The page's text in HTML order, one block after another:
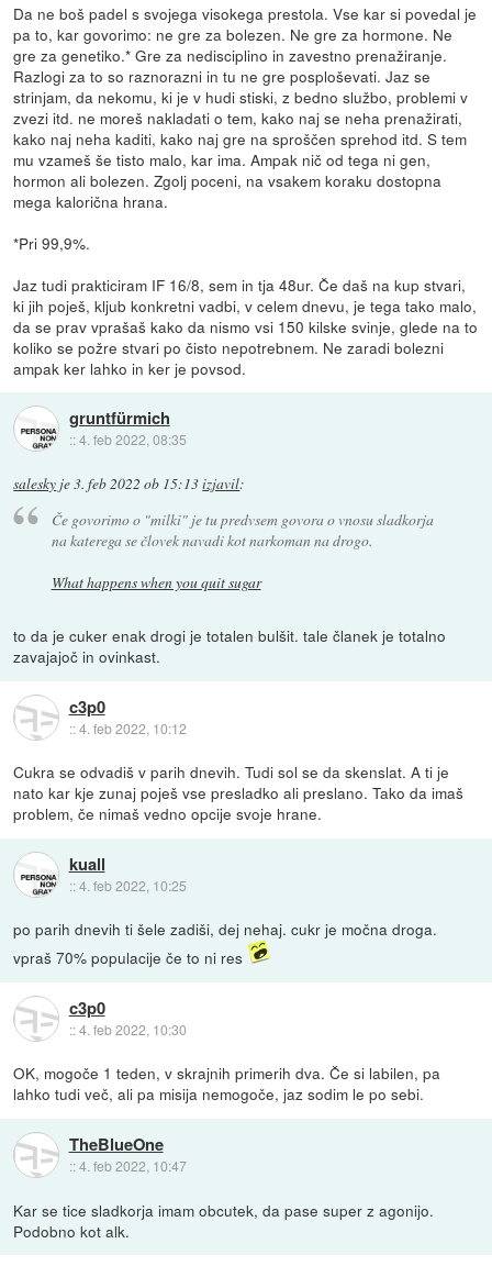
Da ne boš padel s svojega visokega prestola. Vse kar si povedal je
pa to, kar govorimo: ne gre za bolezen. Ne gre za hormone. Ne
gre za genetiko.* Gre za nedisciplino in zavestno prenažiranje.
Razlogi za to so raznorazni in tu ne gre posploševati. Jaz se
strinjam, da nekomu, ki je v hudi stiski, z bedno službo, problemi v
zvezi itd. ne moreš nakladati o tem, kako naj se neha prenažirati,
kako naj neha kaditi, kako naj gre na sproščen sprehod itd. S tem
mu vzameš še tisto malo, kar ima. Ampak nič od tega ni gen,
hormon ali bolezen. Zgolj poceni, na vsakem koraku dostopna
mega kalorična hrana.
*Pri 99,9%.
Jaz tudi prakticiram IF 16/8, sem in tja 48ur. Če daš na kup stvari,
ki jih poješ, kljub konkretni vadbi, v celem dnevu, je tega tako malo,
da se prav vprašaš kako da nismo vsi 150 kilske svinje, glede na to
koliko se požre stvari po čisto nepotrebnem. Ne zaradi bolezni
ampak ker lahko in ker je povsod.
gruntfürmich
::4. feb 2022, 08:35
salesky je3. feb 2022 ob 15:13izjavil:
Če govorimo o "milki" je tu predvsem govora o vnosu sladkorja
na katerega se človek navadi kot narkoman na drogo.
What happens when you quit sugar
to da je cuker enak drogi je totalen bulšit. tale članek je totalno
zavajajoč in ovinkast.
c3p0
::4. feb 2022, 10:12
Cukra se odvadiš v parih dnevih. Tudi sol se da skenslat. A ti je
nato kar kje zunaj poješ vse presladko ali preslano. Tako da imaš
problem, če nimaš vedno opcije svoje hrane.
kuall
::4. feb 2022, 10:25
po parih dnevih ti šele zadiši, dej nehaj. cukr je močna droga.
vpraš 70% populacije če to ni res
c3p0
::4. feb 2022, 10:30
OK, mogoče 1 teden, v skrajnih primerih dva. Če si labilen, pa
lahko tudi več, ali pa misija nemogoče, jaz sodim le po sebi.
TheBlueOne
::4. feb 2022, 10:47
Kar se tice sladkorja imam obcutek, da pase super z agonijo.
Podobno kot alk.